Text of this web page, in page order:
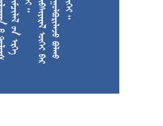







































 